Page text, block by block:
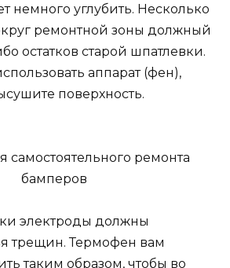
немного углубить. Несколько
ремонтной зоны должный
остатков старой шпатлевки.
аппарат (фен),
поверхность.
электроды должны
трещин. Термофен вам
таким образом, чтобы во